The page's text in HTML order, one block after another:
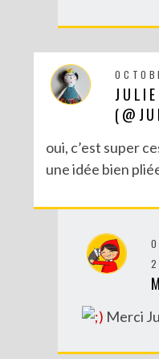
DIY – UN
oui, c’est super
une idée bien
Merci